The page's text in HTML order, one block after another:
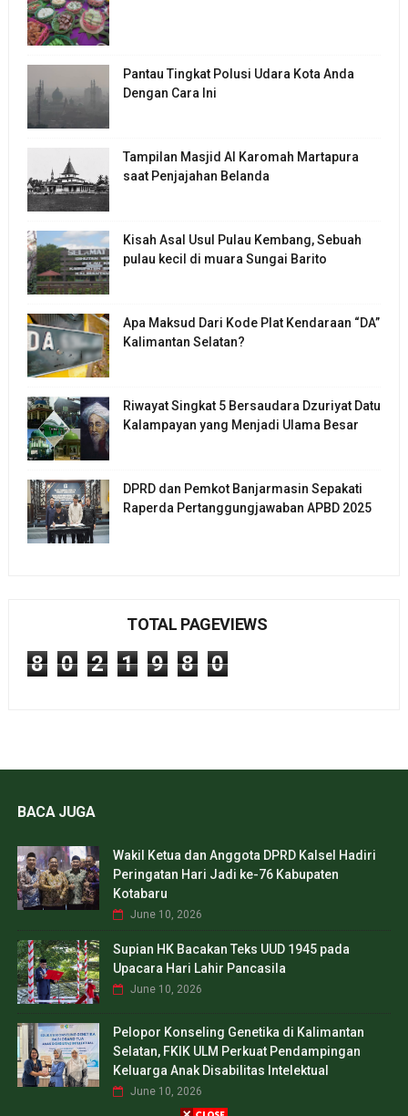
Pantau Tingkat Polusi Udara Kota Anda
Dengan Cara Ini
Tampilan Masjid Al Karomah Martapura
saat Penjajahan Belanda
Kisah Asal Usul Pulau Kembang, Sebuah
pulau kecil di muara Sungai Barito
Apa Maksud Dari Kode Plat Kendaraan “DA”
Kalimantan Selatan?
Riwayat Singkat 5 Bersaudara Dzuriyat Datu
Kalampayan yang Menjadi Ulama Besar
DPRD dan Pemkot Banjarmasin Sepakati
Raperda Pertanggungjawaban APBD 2025
TOTAL PAGEVIEWS
8 0 2 1 9 8 0
BACA JUGA
Wakil Ketua dan Anggota DPRD Kalsel Hadiri
Peringatan Hari Jadi ke-76 Kabupaten
Kotabaru
June 10, 2026
Supian HK Bacakan Teks UUD 1945 pada
Upacara Hari Lahir Pancasila
June 10, 2026
Pelopor Konseling Genetika di Kalimantan
Selatan, FKIK ULM Perkuat Pendampingan
Keluarga Anak Disabilitas Intelektual
June 10, 2026